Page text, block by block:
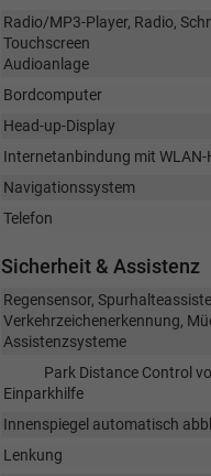
Radio/MP3-Player, Radio,
Touchscreen
Audioanlage
Bordcomputer
Head-up-Display
Internetanbindung mit
Navigationssystem
Telefon
Sicherheit & Assistenz
Regensensor,
Verkehrzeichenerkennung,
Assistenzsysteme
Park Distance Control
Einparkhilfe
Innenspiegel automatisch
Lenkung